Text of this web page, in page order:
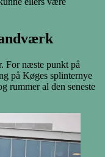
For næste punkt på
på Køges splinternye
rummer al den seneste